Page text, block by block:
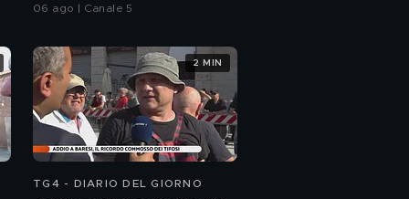
Virus: ci possiamo
fidare della protezione
civile?
Covid: quante morti si
potevano evitare?
06 ago | Canale 5
TG4 - DIARIO DEL GIORNO
2 MIN